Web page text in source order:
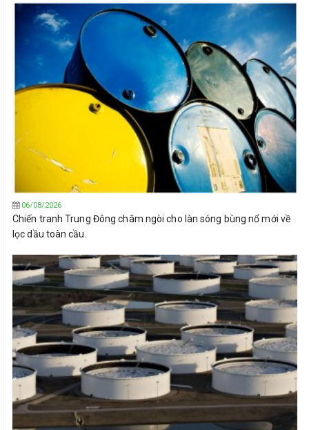
06/08/2026
Chiến tranh Trung Đông châm ngòi cho làn sóng bùng nổ mới về
lọc dầu toàn cầu.